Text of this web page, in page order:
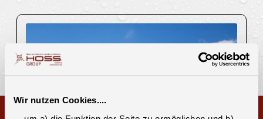
Wir nutzen Cookies....